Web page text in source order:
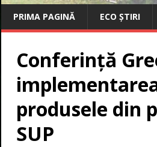
PRIMA PAGINĂ ECO ȘTIRI
Conferință
produsele din
SUP